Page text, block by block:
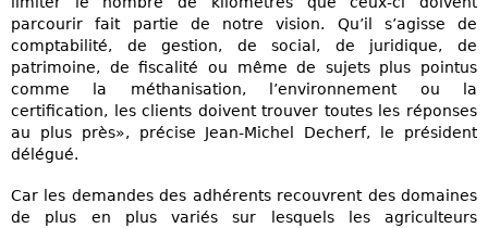
parcourir fait partie de notre vision. Qu’il s’agisse de
comptabilité, de gestion, de social, de juridique, de
patrimoine, de fiscalité ou même de sujets plus pointus
comme la méthanisation, l’environnement ou la
certification, les clients doivent trouver toutes les réponses
au plus près», précise Jean-Michel Decherf, le président
délégué.
Car les demandes des adhérents recouvrent des domaines
de plus en plus variés sur lesquels les agriculteurs